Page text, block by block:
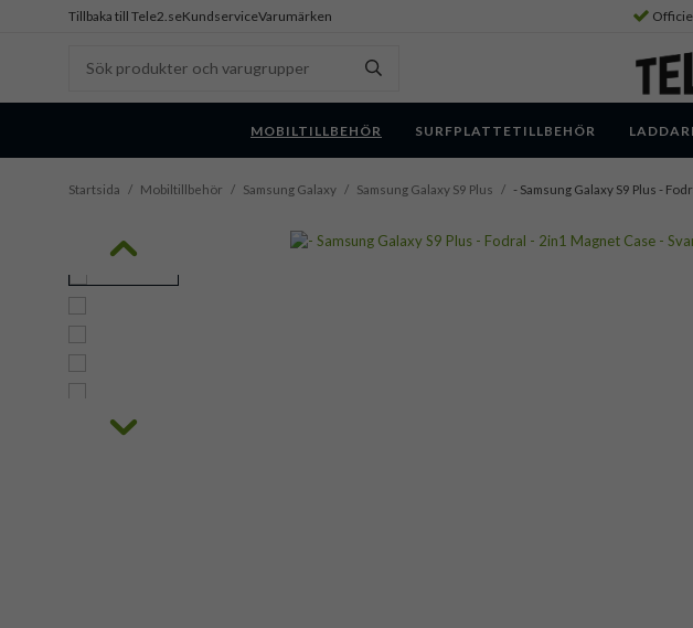
Tillbaka till Tele2.seKundserviceVarumärken
MOBILTILLBEHÖR SURFPLATTETILLBEHÖR
Startsida / Mobiltillbehör / Samsung Galaxy / Samsung Galaxy S9 Plus / - Samsung Galaxy S9 Plus -